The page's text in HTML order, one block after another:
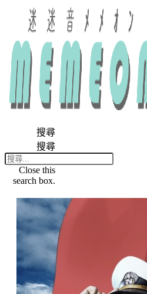
搜尋
搜尋
Close this
search box.